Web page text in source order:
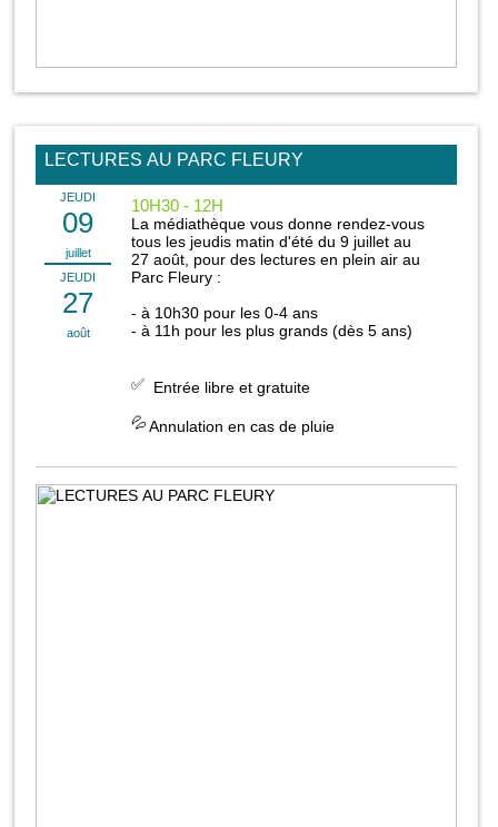
LECTURES AU PARC FLEURY
JEUDI
09
juillet
JEUDI
27
août
10H30 - 12H
La médiathèque vous donne rendez-vous
tous les jeudis matin d'été du 9 juillet au
27 août, pour des lectures en plein air au
Parc Fleury :
- à 10h30 pour les 0-4 ans
- à 11h pour les plus grands (dès 5 ans)
Entrée libre et gratuite
Annulation en cas de pluie